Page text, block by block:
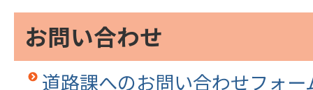
お問い合わせ
道路課へのお問い合わせフォー